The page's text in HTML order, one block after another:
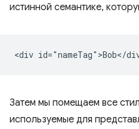
истинной семантике,
Затем мы помещаем все
используемые для